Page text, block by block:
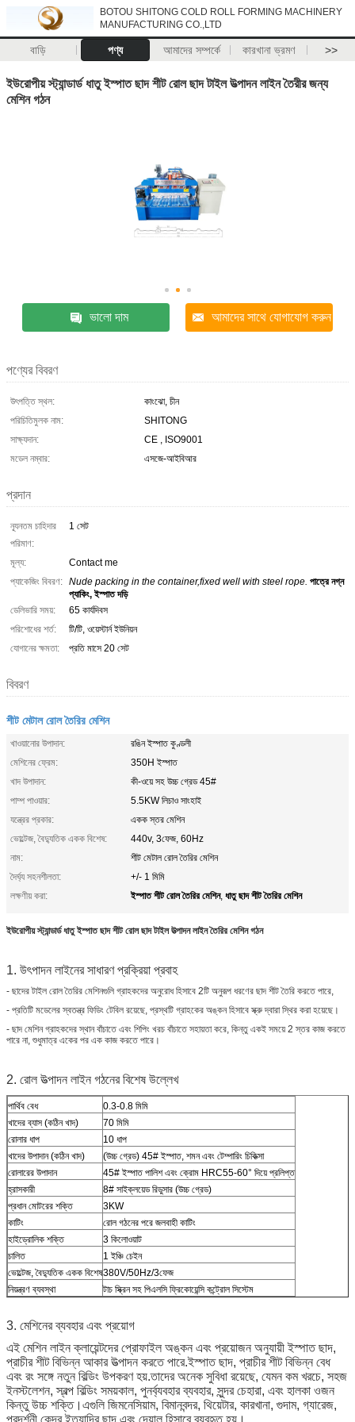
BOTOU SHITONG COLD ROLL FORMING MACHINERY
MANUFACTURING CO.,LTD
বাড়ি পণ্য আমাদের সম্পর্কে কারখানা ভ্রমণ >>
ইউরোপীয় স্ট্যান্ডার্ড ধাতু ইস্পাত ছাদ শীট রোল ছাদ টাইল উত্পাদন লাইন তৈরীর জন্য
মেশিন গঠন
ভালো দাম আমাদের সাথে যোগাযোগ করুন
পণ্যের বিবরণ
উৎপত্তি স্থল:
কাংঝো, চীন
পরিচিতিমুলক নাম:
SHITONG
সাক্ষ্যদান:
CE , ISO9001
মডেল নম্বার:
এসজে-আইবিআর
প্রদান
ন্যূনতম চাহিদার
পরিমাণ:
1 সেট
মূল্য:
Contact me
প্যাকেজিং বিবরণ: Nude packing in the container,fixed well with steel rope. পাত্রে নগ্ন
প্যাকিং, ইস্পাত দড়ি
ডেলিভারি সময়:
65 কার্যদিবস
পরিশোধের শর্ত:
টি/টি, ওয়েস্টার্ন ইউনিয়ন
যোগানের ক্ষমতা:
প্রতি মাসে 20 সেট
বিবরণ
শীট মেটাল রোল তৈরির মেশিন
খাওয়ানোর উপাদান:
রঙিন ইস্পাত কুণ্ডলী
মেশিনের ফ্রেম:
350H ইস্পাত
খাদ উপাদান:
কী-ওয়ে সহ উচ্চ গ্রেড 45#
পাম্প পাওয়ার:
5.5KW লিচাও সাংহাই
যন্ত্রের প্রকার:
একক স্তর মেশিন
ভোল্টেজ, বৈদ্যুতিক একক বিশেষ:
440v, 3ফেজ, 60Hz
নাম:
শীট মেটাল রোল তৈরির মেশিন
দৈর্ঘ্য সহনশীলতা:
+/- 1 মিমি
লক্ষণীয় করা:
ইস্পাত শীট রোল তৈরির মেশিন, ধাতু ছাদ শীট তৈরির মেশিন
ইউরোপীয় স্ট্যান্ডার্ড ধাতু ইস্পাত ছাদ শীট রোল ছাদ টাইল উত্পাদন লাইন তৈরির মেশিন গঠন
1. উৎপাদন লাইনের সাধারণ প্রক্রিয়া প্রবাহ
- ছাদের টাইল রোল তৈরির মেশিনগুলি গ্রাহকদের অনুরোধ হিসাবে 2টি অনুরূপ ধরণের ছাদ শীট তৈরি করতে পারে,
- প্রতিটি মডেলের স্বতন্ত্র ফিডিং টেবিল রয়েছে, প্রস্থটি গ্রাহকের অঙ্কন হিসাবে স্ক্রু দ্বারা স্থির করা হয়েছে।
- ছাদ মেশিন গ্রাহকদের স্থান বাঁচাতে এবং শিপিং খরচ বাঁচাতে সহায়তা করে, কিন্তু একই সময়ে 2 স্তর কাজ করতে
পারে না, শুধুমাত্র একের পর এক কাজ করতে পারে।
2. রোল উত্পাদন লাইন গঠনের বিশেষ উল্লেখ
পার্থিব বেধ
0.3-0.8 মিমি
খাদের ব্যাস (কঠিন খাদ)
70 মিমি
রোলার ধাপ
10 ধাপ
খাদের উপাদান (কঠিন খাদ)
(উচ্চ গ্রেড) 45# ইস্পাত, শমন এবং টেম্পারিং চিকিত্সা
রোলারের উপাদান
45# ইস্পাত পালিশ এবং ক্রোম HRC55-60° দিয়ে প্রলিপ্ত
হ্রাসকারী
8# সাইক্লয়েড রিডুসার (উচ্চ গ্রেড)
প্রধান মোটরের শক্তি
3KW
কাটিং
রোল গঠনের পরে জলবাহী কাটিং
হাইড্রোলিক শক্তি
3 কিলোওয়াট
চালিত
1 ইঞ্চি চেইন
ভোল্টেজ, বৈদ্যুতিক একক বিশেষ380V/50Hz/3ফেজ
নিয়ন্ত্রণ ব্যবস্থা
টাচ স্ক্রিন সহ পিএলসি ফ্রিকোয়েন্সি কন্ট্রোল সিস্টেম
3. মেশিনের ব্যবহার এবং প্রয়োগ
এই মেশিন লাইন ক্লায়েন্টদের প্রোফাইল অঙ্কন এবং প্রয়োজন অনুযায়ী ইস্পাত ছাদ,
প্রাচীর শীট বিভিন্ন আকার উত্পাদন করতে পারে.ইস্পাত ছাদ, প্রাচীর শীট বিভিন্ন বেধ
এবং রং সঙ্গে নতুন বিল্ডিং উপকরণ হয়.তাদের অনেক সুবিধা রয়েছে, যেমন কম খরচে, সহজ
ইনস্টলেশন, স্বল্প বিল্ডিং সময়কাল, পুনর্ব্যবহার ব্যবহার, সুন্দর চেহারা, এবং হালকা ওজন
কিন্তু উচ্চ শক্তি।এগুলি জিমনেসিয়াম, বিমানবন্দর, থিয়েটার, কারখানা, গুদাম, গ্যারেজ,
প্রদর্শনী কেন্দ্র ইত্যাদির ছাদ এবং দেয়াল হিসাবে ব্যবহৃত হয়।